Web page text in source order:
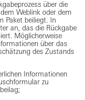
über die
Weblink oder dem
Paket beiliegt. In
an, das die Rückgabe
Möglicherweise
über das
des Zustands
Informationen
zu